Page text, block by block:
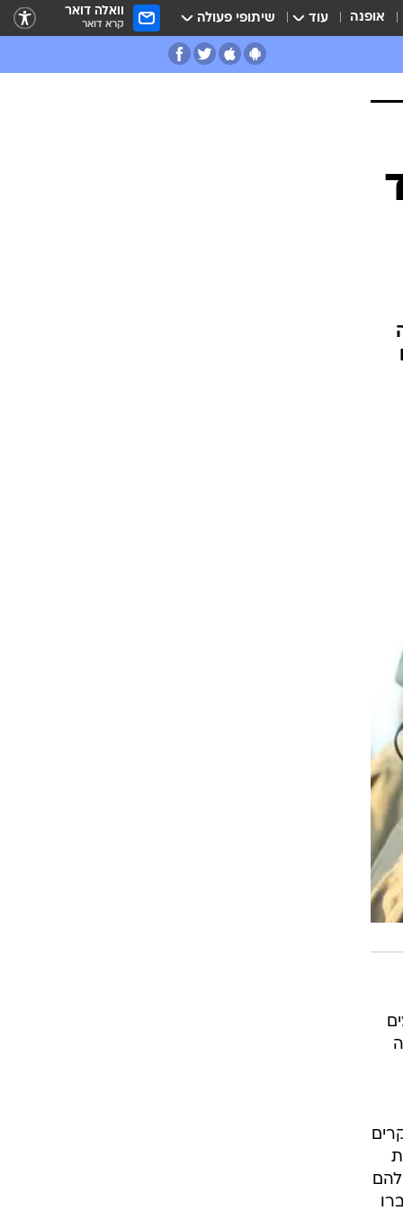
אופנה עוד שיתופי פעולה וואלה דואר
קרא דואר
וועדת החוץ והביטחון, מתוך האירועים שדווחו, 38 מקרים
הועברו